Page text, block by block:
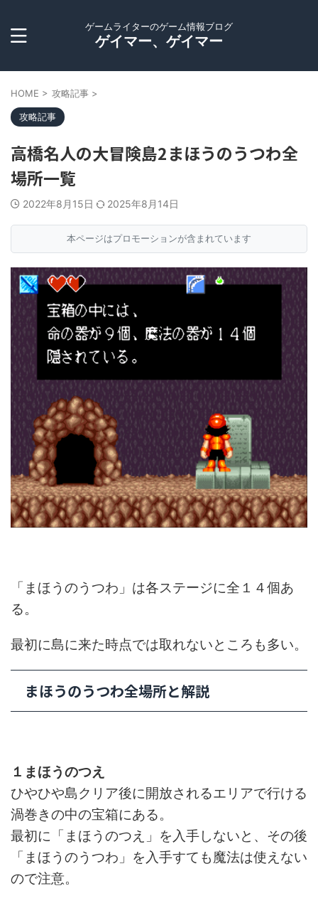
ゲームライターのゲーム情報ブログ
ゲイマー、ゲイマー
HOME > 攻略記事 >
攻略記事
高橋名人の大冒険島2まほうのうつわ全
場所一覧
2022年8月15日 2025年8月14日
本ページはプロモーションが含まれています
「まほうのうつわ」は各ステージに全１４個あ
る。
最初に島に来た時点では取れないところも多い。
まほうのうつわ全場所と解説
１まほうのつえ
ひやひや島クリア後に開放されるエリアで行ける
渦巻きの中の宝箱にある。
最初に「まほうのつえ」を入手しないと、その後
「まほうのうつわ」を入手すても魔法は使えない
ので注意。